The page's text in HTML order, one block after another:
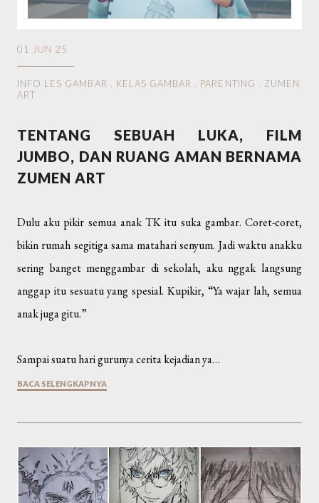
01 JUN 25
INFO LES GAMBAR . KELAS GAMBAR . PARENTING . ZUMEN
ART
TENTANG SEBUAH LUKA, FILM
JUMBO, DAN RUANG AMAN BERNAMA
ZUMEN ART
Dulu aku pikir semua anak TK itu suka gambar. Coret-coret,
bikin rumah segitiga sama matahari senyum. Jadi waktu anakku
sering banget menggambar di sekolah, aku nggak langsung
anggap itu sesuatu yang spesial. Kupikir, “Ya wajar lah, semua
anak juga gitu.”
Sampai suatu hari gurunya cerita kejadian ya…
BACA SELENGKAPNYA